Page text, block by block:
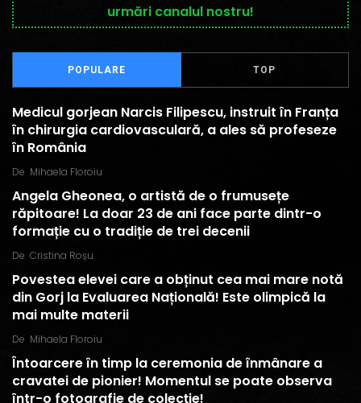
urmări canalul nostru!
POPULARE TOP
Medicul gorjean Narcis Filipescu, instruit în Franța
în chirurgia cardiovasculară, a ales să profeseze
în România
De Mihaela Floroiu
Angela Gheonea, o artistă de o frumusețe
răpitoare! La doar 23 de ani face parte dintr-o
formație cu o tradiție de trei decenii
De Cristina Roșu
Povestea elevei care a obținut cea mai mare notă
din Gorj la Evaluarea Națională! Este olimpică la
mai multe materii
De Mihaela Floroiu
Întoarcere în timp la ceremonia de înmânare a
cravatei de pionier! Momentul se poate observa
într-o fotografie de colecție!